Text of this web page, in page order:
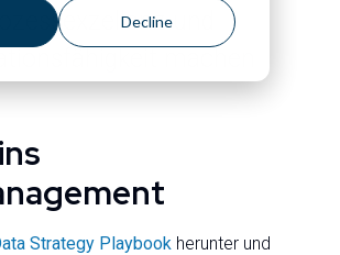
Declineund
Strategy Playbook herunter und